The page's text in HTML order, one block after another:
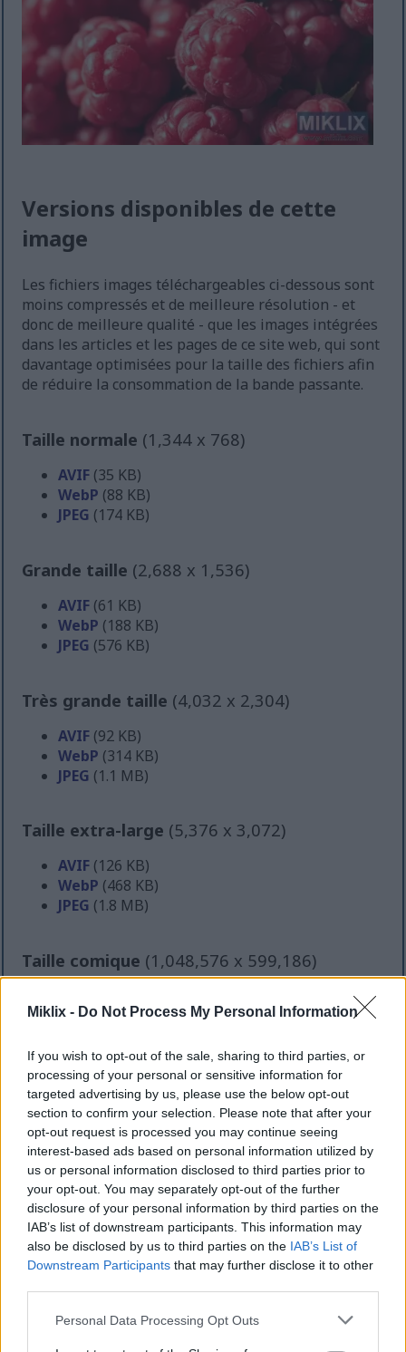
Miklix - Do Not Process My Personal Information
If you wish to opt-out of the sale, sharing to third parties, or
processing of your personal or sensitive information for
targeted advertising by us, please use the below opt-out
section to confirm your selection. Please note that after your
opt-out request is processed you may continue seeing
interest-based ads based on personal information utilized by
us or personal information disclosed to third parties prior to
your opt-out. You may separately opt-out of the further
disclosure of your personal information by third parties on the
IAB’s list of downstream participants. This information may
also be disclosed by us to third parties on the IAB’s List of
Downstream Participants that may further disclose it to other
Please note that this website/app uses one or more Google
Personal Data Processing Opt Outs
Versions disponibles de cette
image
Les fichiers images téléchargeables ci-dessous sont
moins compressés et de meilleure résolution - et
donc de meilleure qualité - que les images intégrées
dans les articles et les pages de ce site web, qui sont
davantage optimisées pour la taille des fichiers afin
de réduire la consommation de la bande passante.
Taille normale (1,344 x 768)
AVIF (35 KB)
WebP (88 KB)
JPEG (174 KB)
Grande taille (2,688 x 1,536)
AVIF (61 KB)
WebP (188 KB)
JPEG (576 KB)
Très grande taille (4,032 x 2,304)
AVIF (92 KB)
WebP (314 KB)
JPEG (1.1 MB)
Taille extra-large (5,376 x 3,072)
AVIF (126 KB)
WebP (468 KB)
JPEG (1.8 MB)
Taille comique (1,048,576 x 599,186)
Description de l'image
Une cascade de framboises remplit le cadre dans un
gros plan vif et intime, leurs surfaces scintillant
sous une douce lumière naturelle. La composition
capture le fruit dans sa forme la plus pure, chaque
baie étant une grappe de drupéoles délicates
étroitement liées, créant une texture complexe,
presque sculpturale. Les tons rouge rubis scintillent
de vivacité, certaines baies apparaissant presque
translucides sous la lumière, tandis que d'autres
restent ombragées dans des teintes plus profondes
l'arrière-plan en un doux voile de couleur, attirant le